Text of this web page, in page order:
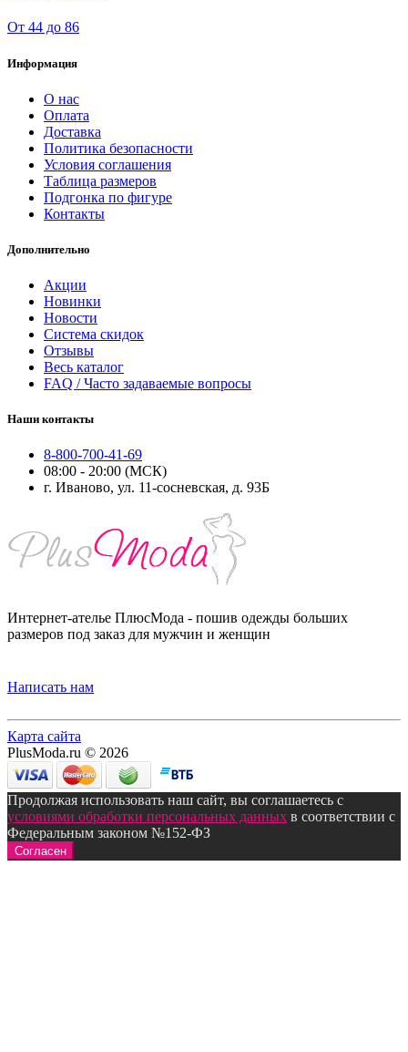
От 44 до 86
Информация
О нас
Оплата
Доставка
Политика безопасности
Условия соглашения
Таблица размеров
Подгонка по фигуре
Контакты
Дополнительно
Акции
Новинки
Новости
Система скидок
Отзывы
Весь каталог
FAQ / Часто задаваемые вопросы
Наши контакты
8-800-700-41-69
08:00 - 20:00 (МСК)
г. Иваново, ул. 11-сосневская, д. 93Б
Интернет-ателье ПлюсМода - пошив одежды больших
размеров под заказ для мужчин и женщин
Написать нам
Карта сайта
PlusModa.ru © 2026
Продолжая использовать наш сайт, вы соглашаетесь с
условиями обработки персональных данных в соответствии с
Федеральным законом №152-ФЗ
Согласен